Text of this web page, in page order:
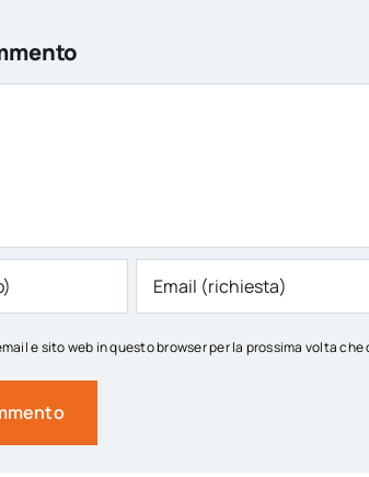
e sito web in questo browser per la prossima volta